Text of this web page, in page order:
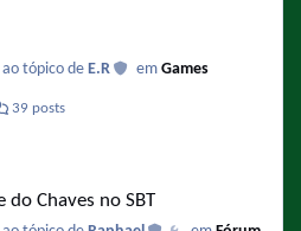
tópico deE.R emGames
39 posts
do Chaves no SBT